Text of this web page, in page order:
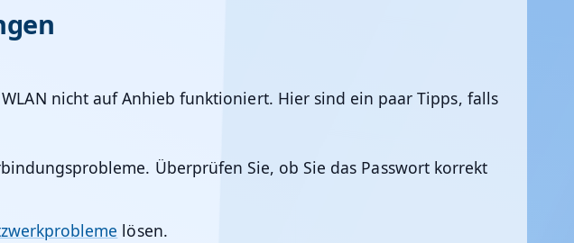
nicht auf Anhieb funktioniert. Hier sind ein paar Tipps, falls
Überprüfen Sie, ob Sie das Passwort korrekt
lösen.